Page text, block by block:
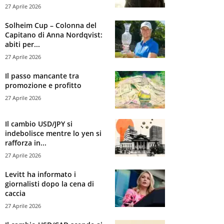
27 Aprile 2026
Solheim Cup – Colonna del
Capitano di Anna Nordqvist:
abiti per...
27 Aprile 2026
Il passo mancante tra
promozione e profitto
27 Aprile 2026
Il cambio USD/JPY si
indebolisce mentre lo yen si
rafforza in...
27 Aprile 2026
Levitt ha informato i
giornalisti dopo la cena di
caccia
27 Aprile 2026